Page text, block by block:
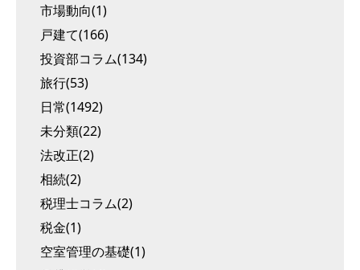
市場動向(1)
戸建て(166)
投資部コラム(134)
旅行(53)
日常(1492)
未分類(22)
法改正(2)
相続(2)
税理士コラム(2)
税金(1)
空室管理の基礎(1)